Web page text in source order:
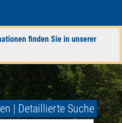
finden Sie in unserer
| Detaillierte Suche